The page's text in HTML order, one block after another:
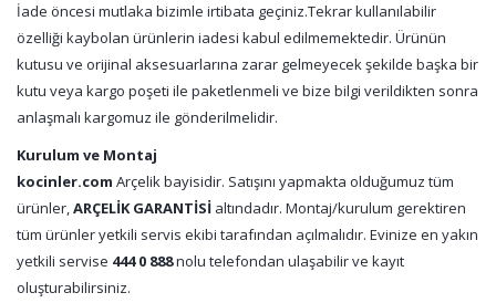
İade öncesi mutlaka bizimle irtibata geçiniz.Tekrar kullanılabilir
özelliği kaybolan ürünlerin iadesi kabul edilmemektedir. Ürünün
kutusu ve orijinal aksesuarlarına zarar gelmeyecek şekilde başka bir
kutu veya kargo poşeti ile paketlenmeli ve bize bilgi verildikten sonra
anlaşmalı kargomuz ile gönderilmelidir.
Kurulum ve Montaj
kocinler.com Arçelik bayisidir. Satışını yapmakta olduğumuz tüm
ürünler,ARÇELİK GARANTİSİ altındadır. Montaj/kurulum gerektiren
tüm ürünler yetkili servis ekibi tarafından açılmalıdır. Evinize en yakın
yetkili servise 444 0 888nolu telefondan ulaşabilir ve kayıt
oluşturabilirsiniz.